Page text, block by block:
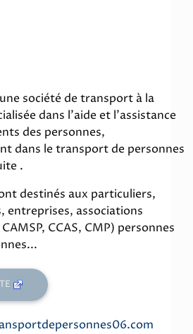
société de transport à la
dans l'aide et l'assistance
des personnes,
dans le transport de personnes
.
destinés aux particuliers,
entreprises, associations
CCAS, CMP) personnes